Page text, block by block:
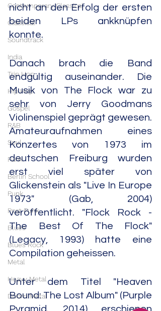
Contemporary Classical
Classical
Soundtrack
India
Trip Hop
Hip Hop
Gospel
R&B
Soul
Funk
Berlin School
Punk
Post Punk
Blues
Blues Rock
Metal
Heavy Metal
Doom Metal
nicht an den Erfolg der ersten
beiden LPs ankknüpfen
konnte.
Danach brach die Band
endgültig auseinander. Die
Musik von The Flock war zu
sehr von Jerry Goodmans
Violinenspiel geprägt gewesen.
Amateuraufnahmen eines
Konzertes von 1973 im
deutschen Freiburg wurden
erst viel später von
Glickenstein als "Live In Europe
1973" (Gab, 2004)
veröffentlicht. "Flock Rock -
The Best Of The Flock"
(Legacy, 1993) hatte eine
Compilation geheissen.
Unter dem Titel "Heaven
Bound: The Lost Album" (Purple